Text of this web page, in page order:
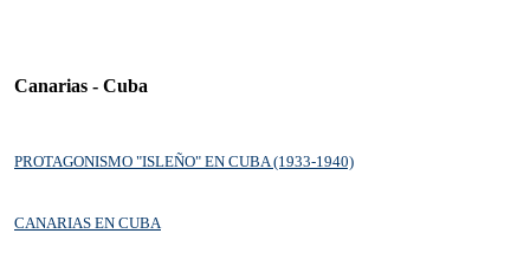
Canarias - Cuba
PROTAGONISMO "ISLEÑO" EN CUBA (1933-1940)
CANARIAS EN CUBA